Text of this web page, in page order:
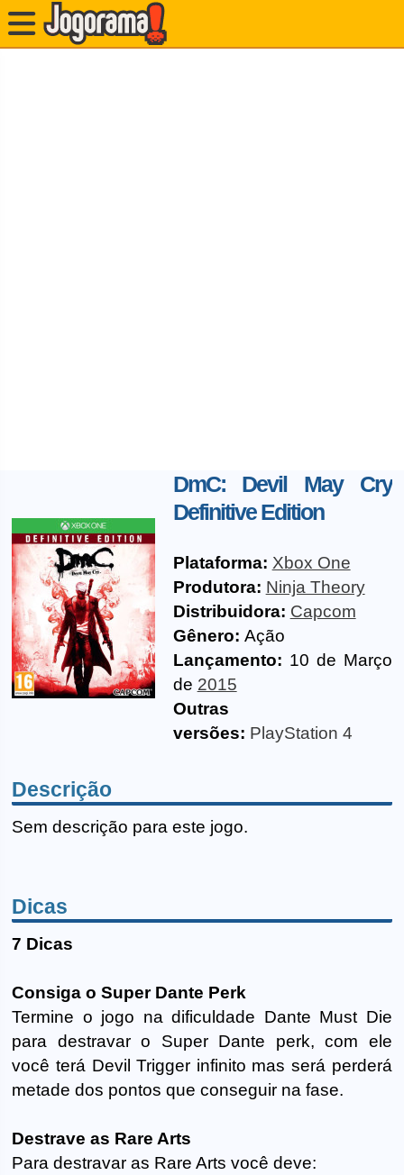
DmC: Devil May Cry
Definitive Edition
Plataforma: Xbox One
Produtora: Ninja Theory
Distribuidora: Capcom
Gênero: Ação
Lançamento: 10 de Março
de 2015
Outras
versões: PlayStation 4
Descrição
Sem descrição para este jogo.
Dicas
7 Dicas
Consiga o Super Dante Perk
Termine o jogo na dificuldade Dante Must Die
para destravar o Super Dante perk, com ele
você terá Devil Trigger infinito mas será perderá
metade dos pontos que conseguir na fase.
Destrave as Rare Arts
Para destravar as Rare Arts você deve: